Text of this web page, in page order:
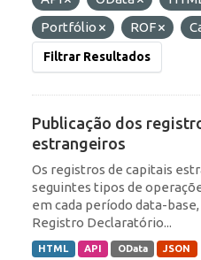
Portfólio
ROF
Filtrar Resultados
Publicação dos
estrangeiros
Os registros de capitais
seguintes tipos de
em cada período data-
Registro Declaratório...
HTML API OData JSON